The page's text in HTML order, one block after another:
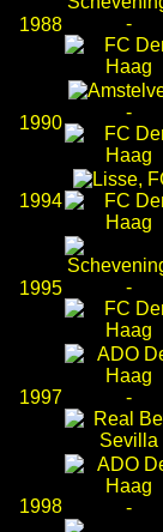
1988 -
1990
-
1994
1995 -
1997 -
1998 -